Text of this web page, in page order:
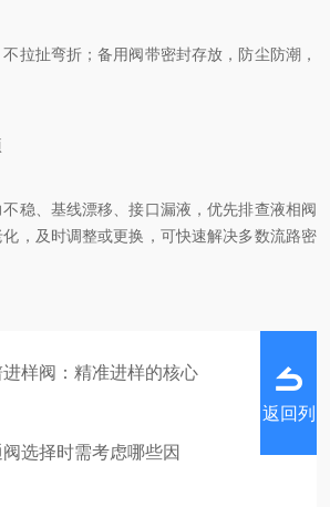
扯弯折；备用阀带密封存放，防尘防潮，
、基线漂移、接口漏液，优先排查液相阀
，及时调整或更换，可快速解决多数流路密
样阀：精准进样的核心
选择时需考虑哪些因
返回列